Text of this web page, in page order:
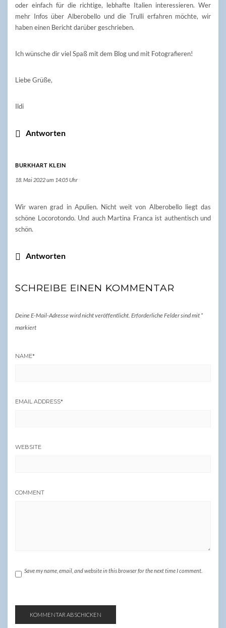
oder einfach für die richtige, lebhafte Italien interessieren. Wer
mehr Infos über Alberobello und die Trulli erfahren möchte, wir
haben einen Bericht darüber geschrieben.
Ich wünsche dir viel Spaß mit dem Blog und mit Fotografieren!
Liebe Grüße,
Ildi
Antworten
BURKHART KLEIN
18. Mai 2022 um 14:05 Uhr
Wir waren grad in Apulien. Nicht weit von Alberobello liegt das
schöne Locorotondo. Und auch Martina Franca ist authentisch und
schön.
Antworten
SCHREIBE EINEN KOMMENTAR
Deine E-Mail-Adresse wird nicht veröffentlicht. Erforderliche Felder sind mit *
markiert
NAME*
EMAIL ADDRESS*
WEBSITE
COMMENT
Save my name, email, and website in this browser for the next time I comment.